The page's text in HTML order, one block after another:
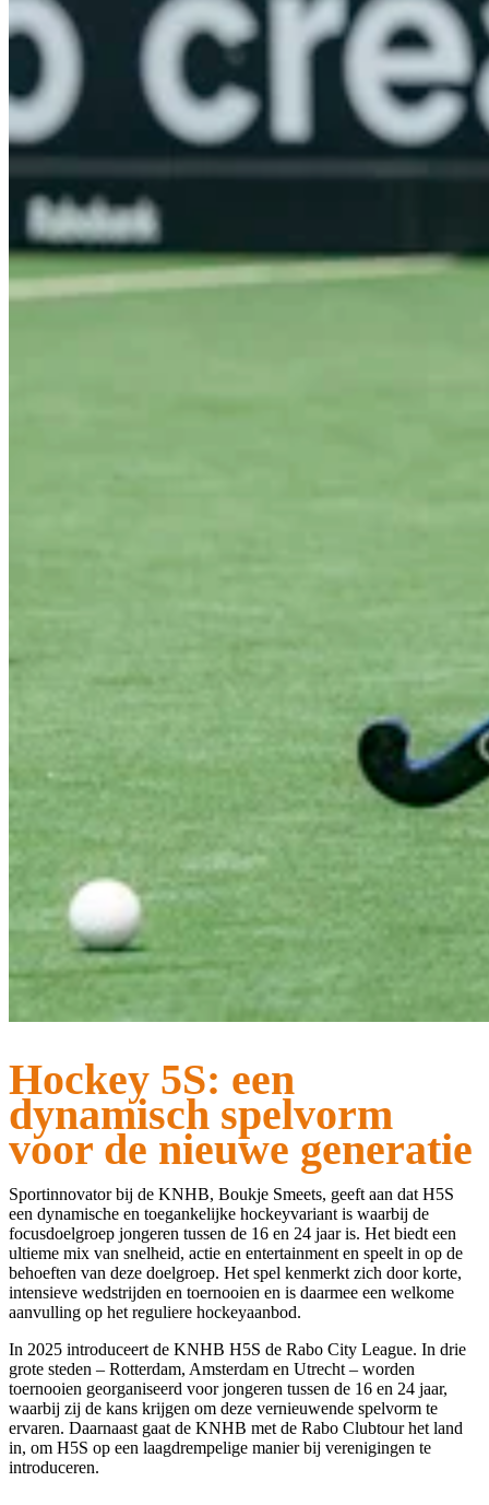
Hockey 5S: een
dynamisch spelvorm
voor de nieuwe generatie
Sportinnovator bij de KNHB, Boukje Smeets, geeft aan dat H5S
een dynamische en toegankelijke hockeyvariant is waarbij de
focusdoelgroep jongeren tussen de 16 en 24 jaar is. Het biedt een
ultieme mix van snelheid, actie en entertainment en speelt in op de
behoeften van deze doelgroep. Het spel kenmerkt zich door korte,
intensieve wedstrijden en toernooien en is daarmee een welkome
aanvulling op het reguliere hockeyaanbod.
In 2025 introduceert de KNHB H5S de Rabo City League. In drie
grote steden – Rotterdam, Amsterdam en Utrecht – worden
toernooien georganiseerd voor jongeren tussen de 16 en 24 jaar,
waarbij zij de kans krijgen om deze vernieuwende spelvorm te
ervaren. Daarnaast gaat de KNHB met de Rabo Clubtour het land
in, om H5S op een laagdrempelige manier bij verenigingen te
introduceren.